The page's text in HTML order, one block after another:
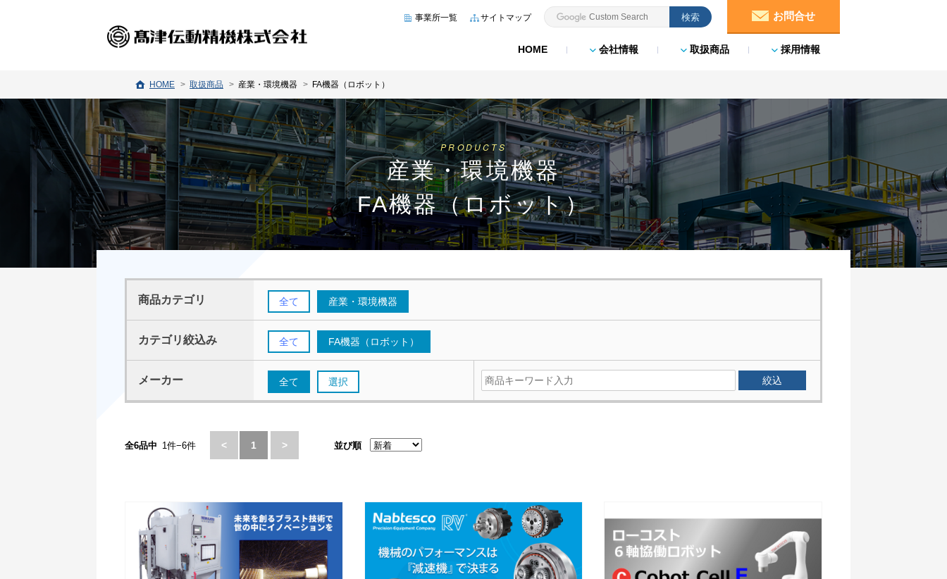
HOME 会社情報 取扱商品 採用情報
事業所一覧 サイトマップ お問合せ
HOME 取扱商品 産業・環境機器 FA機器（ロボット）
PRODUCTS
産業・環境機器
FA機器（ロボット）
商品カテゴリ 全て 産業・環境機器
カテゴリ絞込み 全て FA機器（ロボット）
メーカー 全て 選択
全6品中 1件−6件 < 1 > 並び順